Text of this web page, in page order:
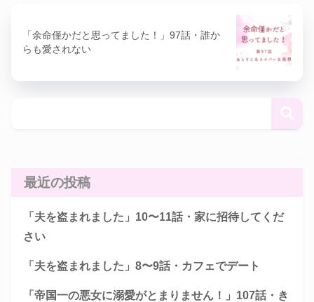
「余命僅かだと思ってました！」97話・誰か
らも愛されない
最近の投稿
「夫を盗まれました」10〜11話・家に招待してくだ
さい
「夫を盗まれました」8〜9話・カフェでデート
「帝国一の悪女に溺愛がとまりません！」107話・き